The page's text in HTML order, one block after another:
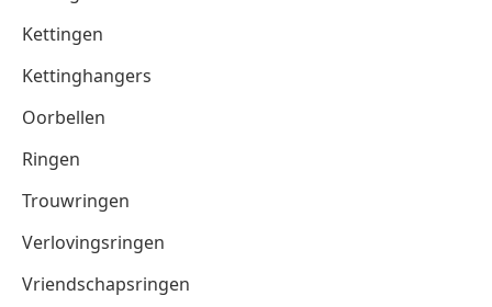
Kettingen
Kettinghangers
Oorbellen
Ringen
Trouwringen
Verlovingsringen
Vriendschapsringen